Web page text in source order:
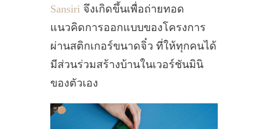
Sansiri จึงเกิดขึ้นเพื่อถ่ายทอด
แนวคิดการออกแบบของโครงการ
ผ่านสติกเกอร์ขนาดจิ๋ว ที่ให้ทุกคนได้
มีส่วนร่วมสร้างบ้านในเวอร์ชันมินิ
ของตัวเอง